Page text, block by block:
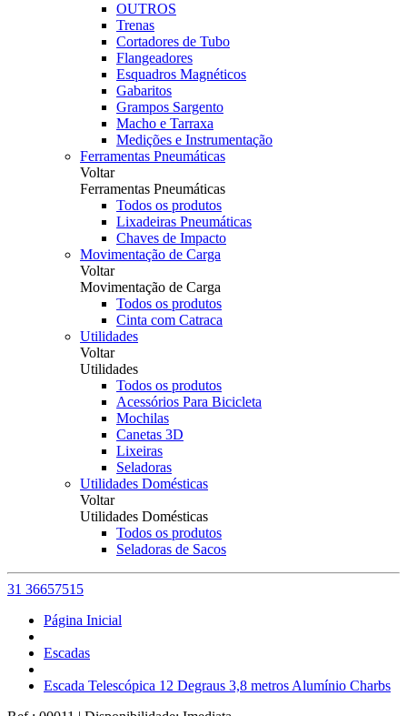
OUTROS
Trenas
Cortadores de Tubo
Flangeadores
Esquadros Magnéticos
Gabaritos
Grampos Sargento
Macho e Tarraxa
Medições e Instrumentação
Ferramentas Pneumáticas
Voltar
Ferramentas Pneumáticas
Todos os produtos
Lixadeiras Pneumáticas
Chaves de Impacto
Movimentação de Carga
Voltar
Movimentação de Carga
Todos os produtos
Cinta com Catraca
Utilidades
Voltar
Utilidades
Todos os produtos
Acessórios Para Bicicleta
Mochilas
Canetas 3D
Lixeiras
Seladoras
Utilidades Domésticas
Voltar
Utilidades Domésticas
Todos os produtos
Seladoras de Sacos
31 36657515
Página Inicial
Escadas
Escada Telescópica 12 Degraus 3,8 metros Alumínio Charbs